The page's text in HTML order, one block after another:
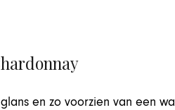
en zo voorzien van een